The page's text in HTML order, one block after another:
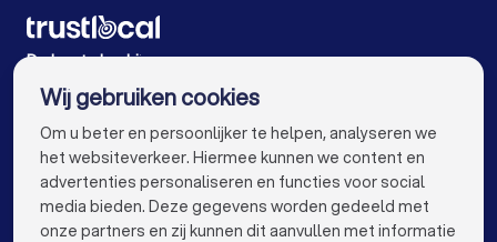
Webdesigners in Boechout
Webdesigners in Antwerpen
Webdesigners in Gent
Webdesigners in Brugge
Webdesigners in Leuven
Webdesigners in Aalst
Webdesigners in Kortrijk
Webdesigners in Hasselt
De beste bedrijven voor u
Wij gebruiken cookies
Om u beter en persoonlijker te helpen, analyseren we
het websiteverkeer. Hiermee kunnen we content en
advertenties personaliseren en functies voor social
media bieden. Deze gegevens worden gedeeld met
onze partners en zij kunnen dit aanvullen met informatie